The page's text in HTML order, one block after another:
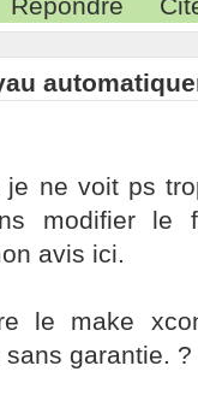
je ne voit ps
modifier le
avis ici.
le make
garantie. ?